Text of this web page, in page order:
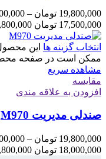
19,800,000 تومان –
17,500,000 تومان through 19,800,000 تومان
انتخاب گزینه ها این
ممکن است در صفحه
مشاهده سریع
مقایسه
افزودن به علاقه مندی
صندلی مدیریت M970
19,800,000 تومان –
18,000,000 تومان through 19,800,000 تومان